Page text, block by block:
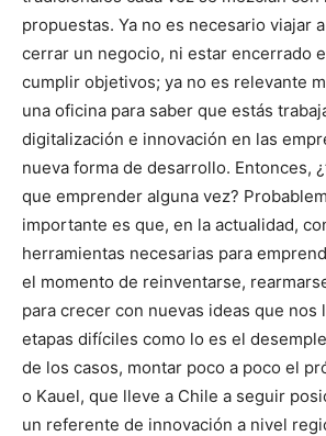
propuestas. Ya no es necesario viajar
cerrar un negocio, ni estar encerrado
cumplir objetivos; ya no es relevante
una oficina para saber que estás
digitalización e innovación en las
nueva forma de desarrollo. Entonces,
que emprender alguna vez?
importante es que, en la actualidad,
herramientas necesarias para
el momento de reinventarse,
para crecer con nuevas ideas que nos
etapas difíciles como lo es el
de los casos, montar poco a poco el
o Kauel, que lleve a Chile a seguir
un referente de innovación a nivel